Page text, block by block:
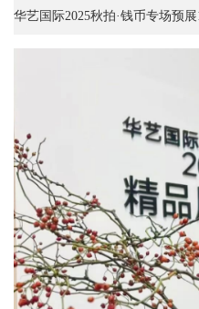
华艺国际2025秋拍·钱币专场预